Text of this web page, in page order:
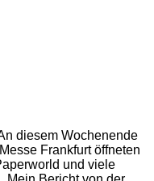
diesem Wochenende
Frankfurt öffneten
und viele